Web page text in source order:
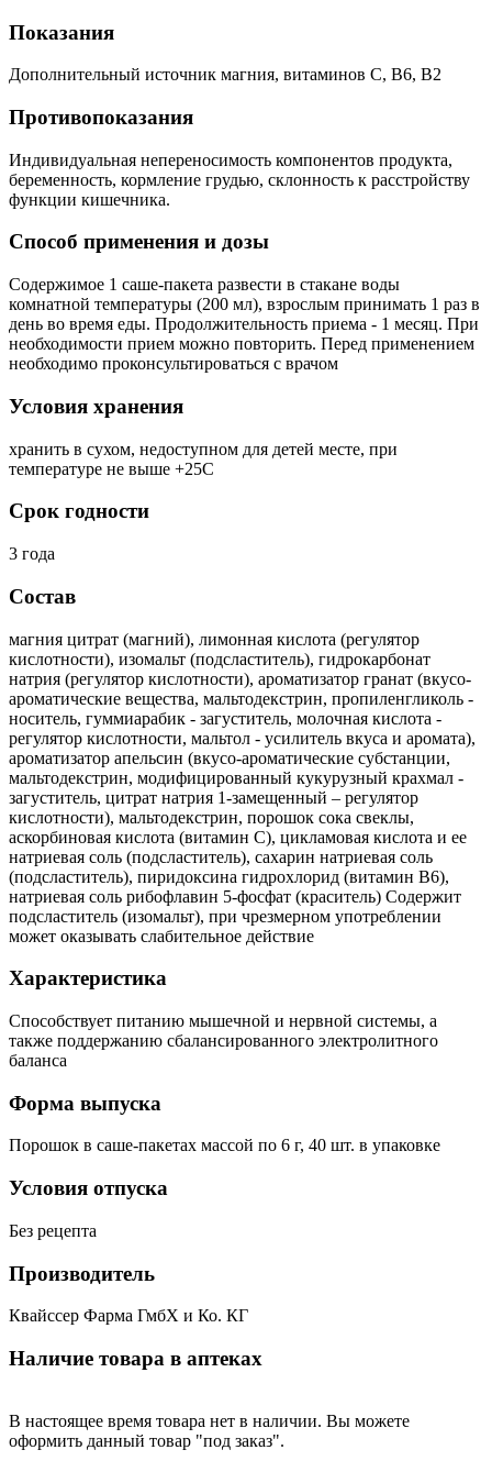
Показания
Дополнительный источник магния, витаминов С, В6, В2
Противопоказания
Индивидуальная непереносимость компонентов продукта,
беременность, кормление грудью, склонность к расстройству
функции кишечника.
Способ применения и дозы
Содержимое 1 саше-пакета развести в стакане воды
комнатной температуры (200 мл), взрослым принимать 1 раз в
день во время еды. Продолжительность приема - 1 месяц. При
необходимости прием можно повторить. Перед применением
необходимо проконсультироваться с врачом
Условия хранения
хранить в сухом, недоступном для детей месте, при
температуре не выше +25С
Срок годности
3 года
Состав
магния цитрат (магний), лимонная кислота (регулятор
кислотности), изомальт (подсластитель), гидрокарбонат
натрия (регулятор кислотности), ароматизатор гранат (вкусо-
ароматические вещества, мальтодекстрин, пропиленгликоль -
носитель, гуммиарабик - загуститель, молочная кислота -
регулятор кислотности, мальтол - усилитель вкуса и аромата),
ароматизатор апельсин (вкусо-ароматические субстанции,
мальтодекстрин, модифицированный кукурузный крахмал -
загуститель, цитрат натрия 1-замещенный – регулятор
кислотности), мальтодекстрин, порошок сока свеклы,
аскорбиновая кислота (витамин С), цикламовая кислота и ее
натриевая соль (подсластитель), сахарин натриевая соль
(подсластитель), пиридоксина гидрохлорид (витамин В6),
натриевая соль рибофлавин 5-фосфат (краситель) Содержит
подсластитель (изомальт), при чрезмерном употреблении
может оказывать слабительное действие
Характеристика
Способствует питанию мышечной и нервной системы, а
также поддержанию сбалансированного электролитного
баланса
Форма выпуска
Порошок в саше-пакетах массой по 6 г, 40 шт. в упаковке
Условия отпуска
Без рецепта
Производитель
Квайссер Фарма ГмбХ и Ко. КГ
Наличие товара в аптеках
В настоящее время товара нет в наличии. Вы можете
оформить данный товар "под заказ".